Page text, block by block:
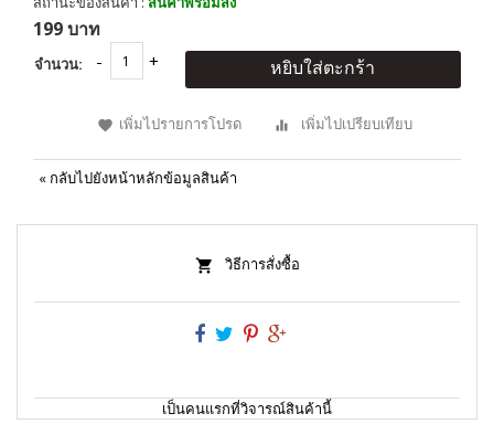
199 บาท
จำนวน: หยิบใส่ตะกร้า
เพิ่มไปรายการโปรด เพิ่มไปเปรียบเทียบ
« กลับไปยังหน้าหลักข้อมูลสินค้า
วิธีการสั่งซื้อ
เป็นคนแรกที่วิจารณ์สินค้านี้